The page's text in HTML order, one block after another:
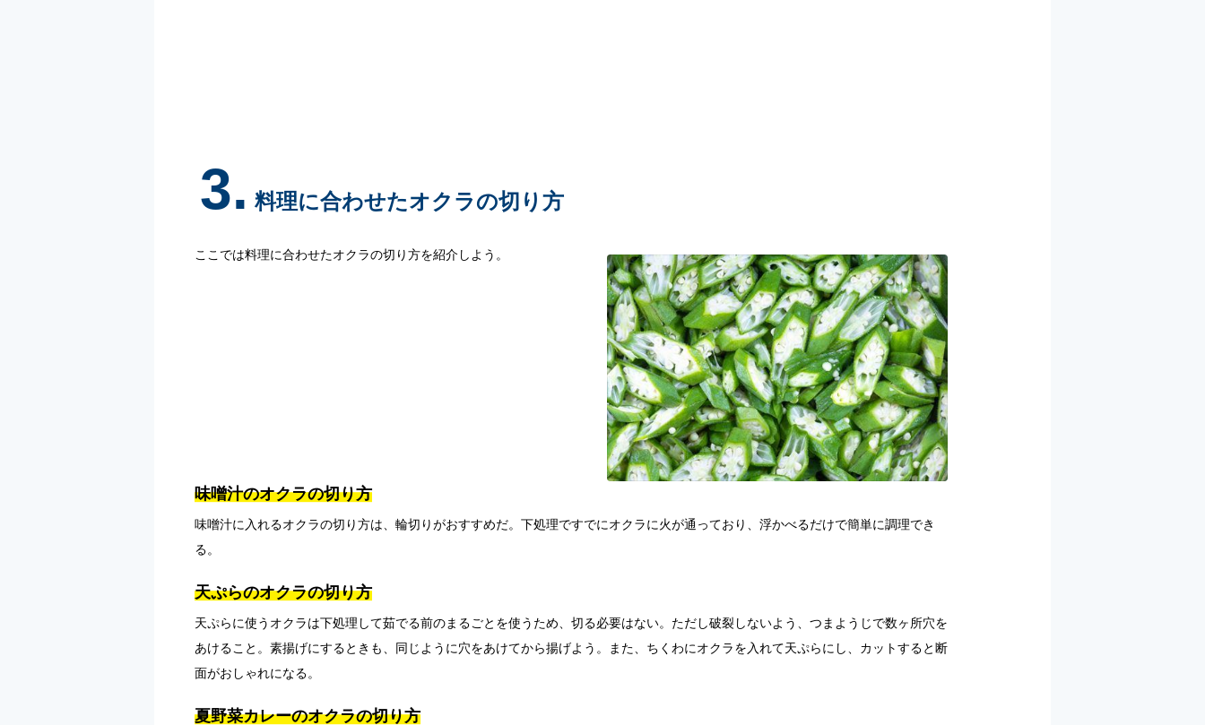
3. 料理に合わせたオクラの切り方
ここでは料理に合わせたオクラの切り方を紹介しよう。
味噌汁のオクラの切り方
味噌汁に入れるオクラの切り方は、輪切りがおすすめだ。下処理ですでにオクラに火が通っており、浮かべるだけで簡単に調理でき
る。
天ぷらのオクラの切り方
天ぷらに使うオクラは下処理して茹でる前のまるごとを使うため、切る必要はない。ただし破裂しないよう、つまようじで数ヶ所穴を
あけること。素揚げにするときも、同じように穴をあけてから揚げよう。また、ちくわにオクラを入れて天ぷらにし、カットすると断
面がおしゃれになる。
夏野菜カレーのオクラの切り方